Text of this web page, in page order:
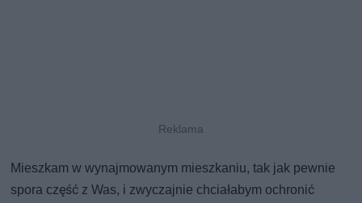
Mieszkam w wynajmowanym mieszkaniu, tak jak pewnie
spora część z Was, i zwyczajnie chciałabym ochronić